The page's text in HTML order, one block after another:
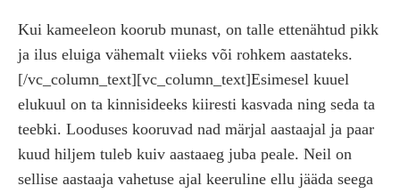
Kui kameeleon koorub munast, on talle ettenähtud pikk
ja ilus eluiga vähemalt viieks või rohkem aastateks.
[/vc_column_text][vc_column_text]Esimesel kuuel
elukuul on ta kinnisideeks kiiresti kasvada ning seda ta
teebki. Looduses kooruvad nad märjal aastaajal ja paar
kuud hiljem tuleb kuiv aastaaeg juba peale. Neil on
sellise aastaaja vahetuse ajal keeruline ellu jääda seega